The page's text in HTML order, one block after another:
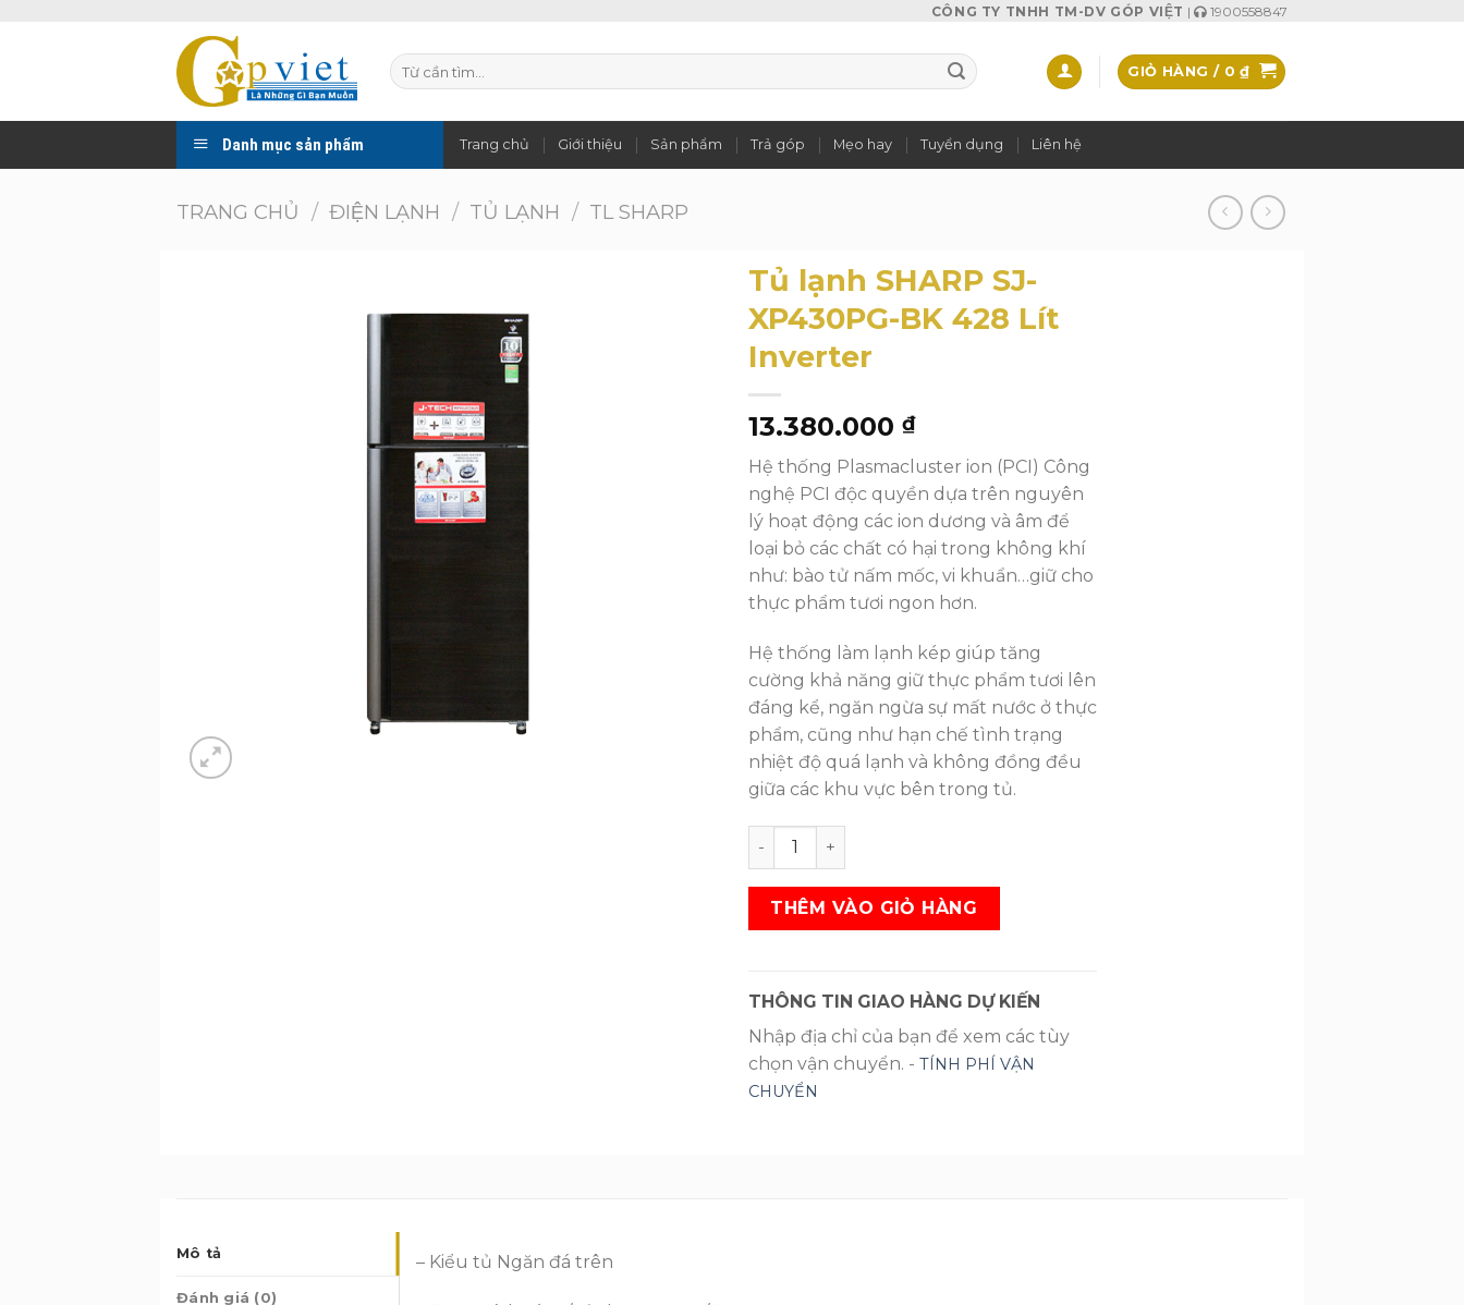
CÔNG TY TNHH TM-DV GÓP VIỆT | 1900558847
Tìm
kiếm:
GIỎ HÀNG / 0₫
Danh mục sản phẩm Trang chủ Giới thiệu Sản phẩm Trả góp Mẹo hay Tuyển dụng Liên hệ
TRANG CHỦ / ĐIỆN LẠNH / TỦ LẠNH / TL SHARP
Tủ lạnh SHARP SJ-
XP430PG-BK 428 Lít
Inverter
13.380.000 ₫
Hệ thống Plasmacluster ion (PCI) Công
nghệ PCI độc quyền dựa trên nguyên
lý hoạt động các ion dương và âm để
loại bỏ các chất có hại trong không khí
như: bào tử nấm mốc, vi khuẩn…giữ cho
thực phẩm tươi ngon hơn.
Hệ thống làm lạnh kép giúp tăng
cường khả năng giữ thực phẩm tươi lên
đáng kể, ngăn ngừa sự mất nước ở thực
phẩm, cũng như hạn chế tình trạng
nhiệt độ quá lạnh và không đồng đều
giữa các khu vực bên trong tủ.
Tủ lạnh SHARP SJ-XP430PG-BK 428 Lít Inverter SL
THÊM VÀO GIỎ HÀNG
THÔNG TIN GIAO HÀNG DỰ KIẾN
Nhập địa chỉ của bạn để xem các tùy
chọn vận chuyển. - TÍNH PHÍ VẬN
CHUYỂN
Mô tả
Đánh giá (0)
– Kiểu tủ Ngăn đá trên